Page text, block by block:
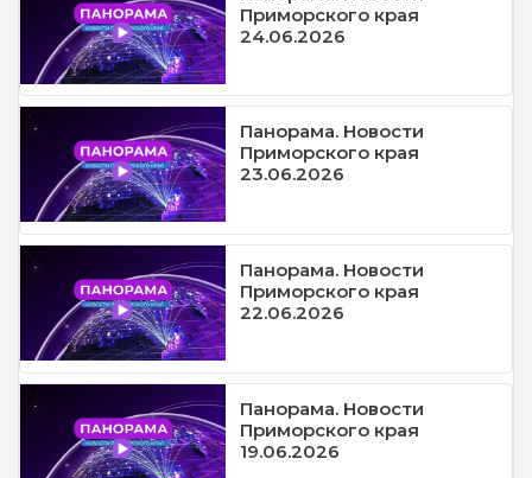
Приморского края
24.06.2026
Панорама. Новости
Приморского края
23.06.2026
Панорама. Новости
Приморского края
22.06.2026
Панорама. Новости
Приморского края
19.06.2026